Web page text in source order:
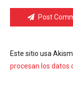
Post
Este sitio usa
procesan los datos